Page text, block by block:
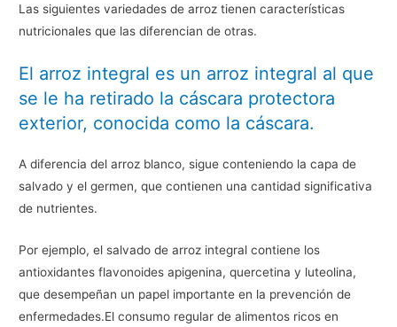
Las siguientes variedades de arroz tienen características
nutricionales que las diferencian de otras.
El arroz integral es un arroz integral al que
se le ha retirado la cáscara protectora
exterior, conocida como la cáscara.
A diferencia del arroz blanco, sigue conteniendo la capa de
salvado y el germen, que contienen una cantidad significativa
de nutrientes.
Por ejemplo, el salvado de arroz integral contiene los
antioxidantes flavonoides apigenina, quercetina y luteolina,
que desempeñan un papel importante en la prevención de
enfermedades.El consumo regular de alimentos ricos en